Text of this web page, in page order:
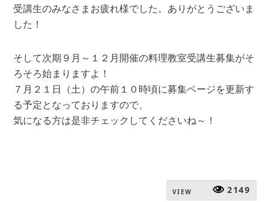
受講生のみなさまお疲れ様でした。ありがとうございま
した！
そして次期９月～１２月開催の料理教室受講生募集がそ
ろそろ始まりますよ！
７月２１日（土）の午前１０時頃に募集ページを更新す
る予定となっておりますので、
気になる方は是非チェックしてくださいね～！
VIEW 2149